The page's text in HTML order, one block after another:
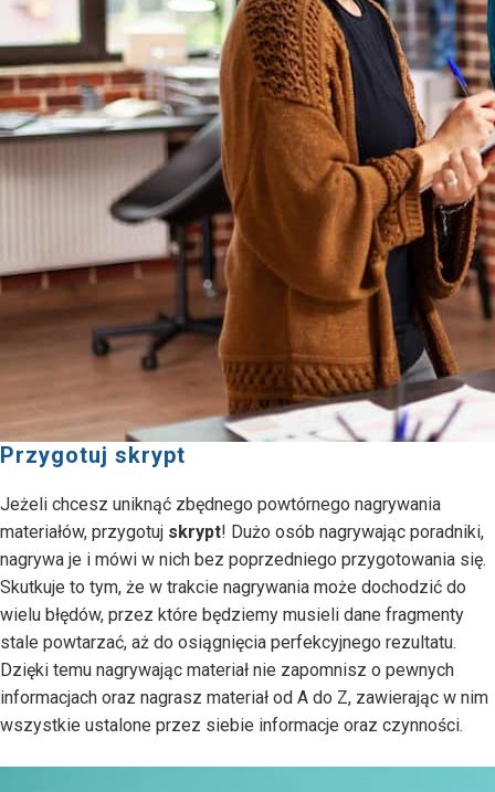
Przygotuj skrypt
Jeżeli chcesz uniknąć zbędnego powtórnego nagrywania
materiałów, przygotuj skrypt! Dużo osób nagrywając poradniki,
nagrywa je i mówi w nich bez poprzedniego przygotowania się.
Skutkuje to tym, że w trakcie nagrywania może dochodzić do
wielu błędów, przez które będziemy musieli dane fragmenty
stale powtarzać, aż do osiągnięcia perfekcyjnego rezultatu.
Dzięki temu nagrywając materiał nie zapomnisz o pewnych
informacjach oraz nagrasz materiał od A do Z, zawierając w nim
wszystkie ustalone przez siebie informacje oraz czynności.